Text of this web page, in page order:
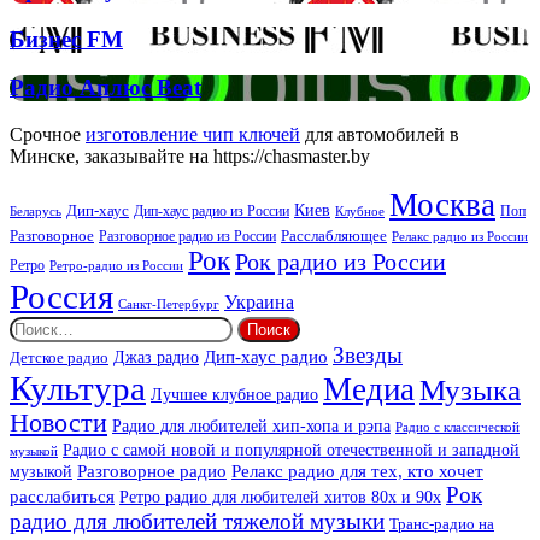
Звучать
Бизнес
Бизнес FM
Радио
Аплюс
Beat
Радио Аплюс Beat
Срочное изготовление чип ключей для автомобилей в
Минске, заказывайте на https://chasmaster.by
Беларусь Дип-хаус Дип-хаус радио из России Киев Клубное Москва Поп
Разговорное Разговорное радио из России Расслабляющее Релакс радио из России
Ретро Ретро-радио из России РокРок радио из России
Россия Санкт-Петербург Украина
Найти:
Детское радио Джаз радио Дип-хаус радио Звезды
Культура Лучшее клубное радио МедиаМузыка
Новости Радио для любителей хип-хопа и рэпа Радио с классической
музыкой Радио с самой новой и популярной отечественной и западной
музыкой Разговорное радио Релакс радио для тех, кто хочет
расслабиться Ретро радио для любителей хитов 80х и 90х Рок
радио для любителей тяжелой музыки Транс-радио на